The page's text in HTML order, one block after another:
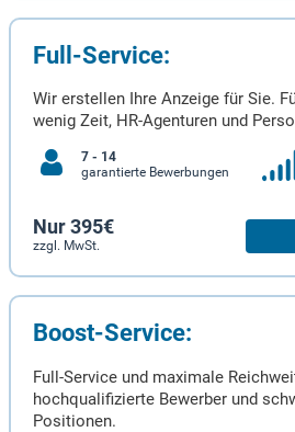
Full-Service:
Wir erstellen Ihre Anzeige für Sie.
wenig Zeit, HR-Agenturen und
7 - 14
garantierte Bewerbungen
Nur 395€
zzgl. MwSt.
Boost-Service:
Full-Service und maximale
hochqualifizierte Bewerber und
Positionen.